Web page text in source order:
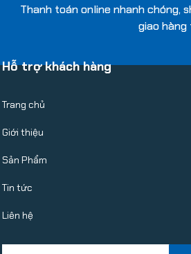
Thanh toán online nhanh chóng,
giao
Hỗ trợ khách hàng
Trang chủ
Giới thiệu
Sản Phẩm
Tin tức
Liên hệ